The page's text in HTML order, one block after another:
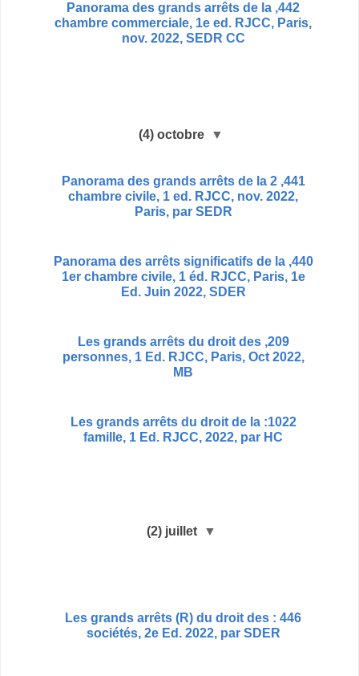
442, Panorama des grands arrêts de la
chambre commerciale, 1e ed. RJCC, Paris,
nov. 2022, SEDR CC
▼
octobre
(4)
441, Panorama des grands arrêts de la 2
chambre civile, 1 ed. RJCC, nov. 2022,
Paris, par SEDR
440, Panorama des arrêts significatifs de la
1er chambre civile, 1 éd. RJCC, Paris, 1e
Ed. Juin 2022, SDER
209, Les grands arrêts du droit des
personnes, 1 Ed. RJCC, Paris, Oct 2022,
MB
1022: Les grands arrêts du droit de la
famille, 1 Ed. RJCC, 2022, par HC
▼
juillet
(2)
446 : Les grands arrêts (R) du droit des
sociétés, 2e Ed. 2022, par SDER